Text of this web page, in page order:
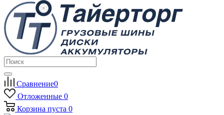
Сравнение0
Отложенные 0
Корзина пуста 0